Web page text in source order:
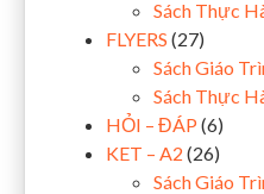
Sách Thực
FLYERS (27)
Sách Giáo
Sách Thực
HỎI – ĐÁP (6)
KET – A2 (26)
Sách Giáo